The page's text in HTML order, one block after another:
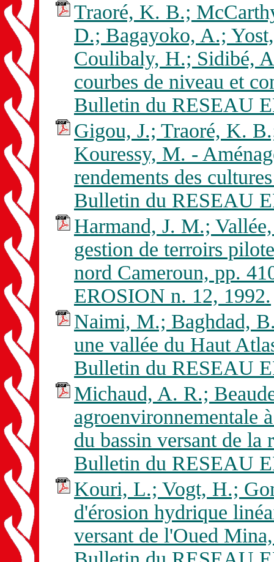
Traoré, K. B.;
D.; Bagayoko, A.;
Coulibaly, H.; Sidibé,
courbes de niveau et
Bulletin du RESEAU
Gigou, J.; Traoré, K.
Kouressy, M. -
rendements des
Bulletin du RESEAU
Harmand, J. M.;
gestion de terroirs
nord Cameroun, pp.
EROSION n. 12, 1992.
Naimi, M.; Baghdad,
une vallée du Haut
Bulletin du RESEAU
Michaud, A. R.;
agroenvironnementale
du bassin versant de
Bulletin du RESEAU
Kouri, L.; Vogt, H.;
d'érosion hydrique
versant de l'Oued